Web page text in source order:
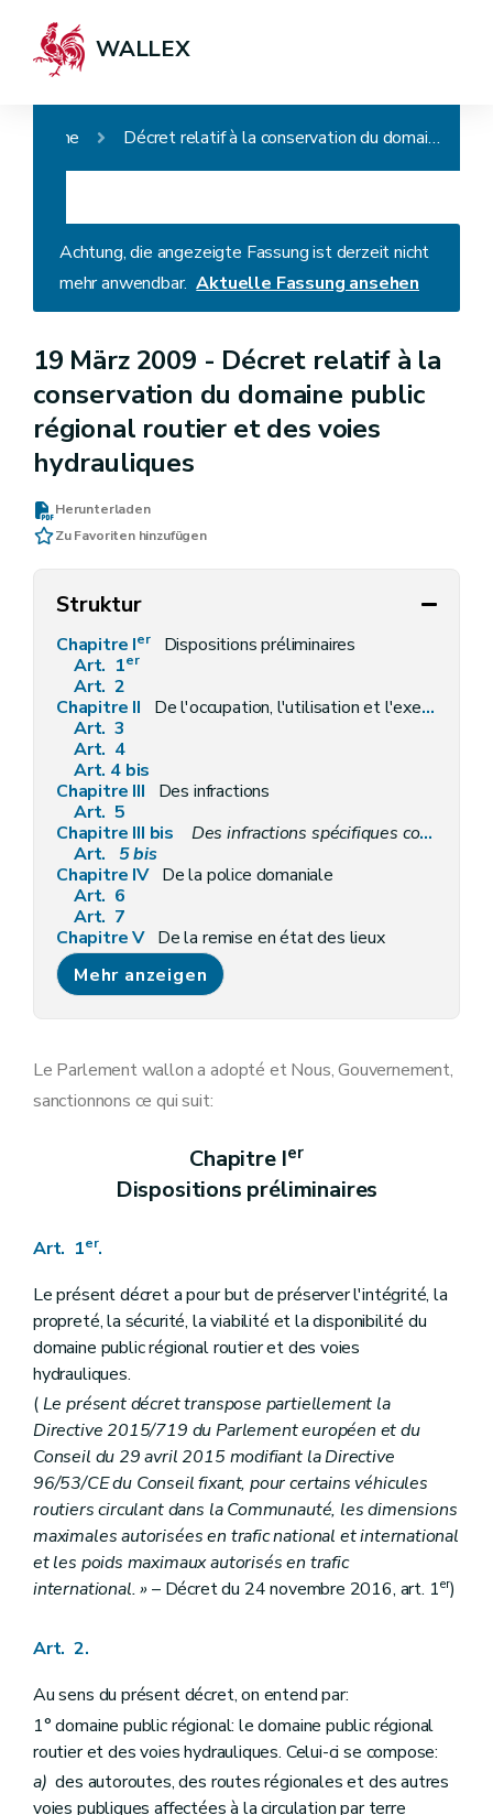
WALLEX
Home Décret relatif à la conservation du domaine public régional routier et des voies hydrauliques
Achtung, die angezeigte Fassung ist derzeit nicht
mehr anwendbar. Aktuelle Fassung ansehen
19 März 2009 - Décret relatif à la
conservation du domaine public
régional routier et des voies
hydrauliques
Herunterladen
Zu Favoriten hinzufügen
Struktur
Chapitre Ier
Dispositions préliminaires
Art. 1er
Art. 2
Chapitre II
De l'occupation, l'utilisation et l'exercice de certaines activités sur le domaine public
Art. 3
Art. 4
Art. 4 bis
Chapitre III
Des infractions
Art. 5
Chapitre III bis
Des infractions spécifiques commises sur le domaine public régional des voies hydrauliques
Art.
5bis
Chapitre IV De la police domaniale
Art. 6
Art. 7
Chapitre V De la remise en état des lieux
Art. 8
Chapitre V bis
De la perception immédiate
Art. 8 bis
Chapitre VI bis
Subventions
Chapitre VI ter
Mesures d'office applicables sur le domaine public régional des voies hydrauliques
quater
Section2
Bateaux abandonnés et épaves
Sous-section2
Épaves
Art.9octies
Art.
9 novies
Section3
Saisies et exécution forcée en matière de stationnement de longue durée
Art.
Chapitre VII Dispositions finales
Art. 10
Art. 11
Art. 12
Art. 13
Art. 14
Art. 15
Mehr anzeigen
Le Parlement wallon a adopté et Nous, Gouvernement,
sanctionnons ce qui suit:
Chapitre Ier
Dispositions préliminaires
Art. 1er.
Le présent décret a pour but de préserver l'intégrité, la
propreté, la sécurité, la viabilité et la disponibilité du
domaine public régional routier et des voies
hydrauliques.
(Le présent décret transpose partiellement la
Directive 2015/719 du Parlement européen et du
Conseil du 29 avril 2015 modifiant la Directive
96/53/CE du Conseil fixant, pour certains véhicules
routiers circulant dans la Communauté, les dimensions
maximales autorisées en trafic national et international
et les poids maximaux autorisés en trafic
international. »– Décret du 24 novembre 2016, art. 1er)
Art. 2.
Au sens du présent décret, on entend par:
1° domaine public régional: le domaine public régional
routier et des voies hydrauliques. Celui-ci se compose:
a) des autoroutes, des routes régionales et des autres
voies publiques affectées à la circulation par terre